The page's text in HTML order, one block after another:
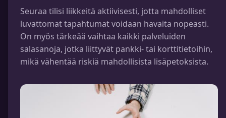
Seuraa tilisi liikkeitä aktiivisesti, jotta mahdolliset
luvattomat tapahtumat voidaan havaita nopeasti.
On myös tärkeää vaihtaa kaikki palveluiden
salasanoja, jotka liittyvät pankki- tai korttitietoihin,
mikä vähentää riskiä mahdollisista lisäpetoksista.